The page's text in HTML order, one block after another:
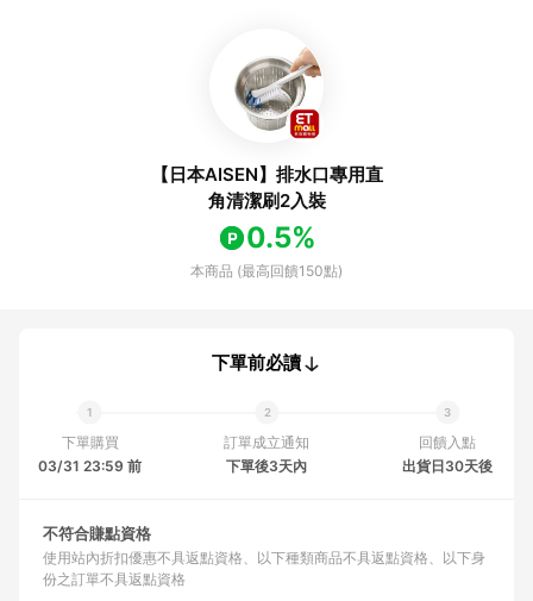
【日本AISEN】排水口專用直
角清潔刷2入裝
0.5%
本商品 (最高回饋150點)
下單前必讀
下單購買
03/31 23:59 前
訂單成立通知
下單後3天內
回饋入點
出貨日30天後
不符合賺點資格
使用站內折扣優惠不具返點資格 以下種類商品不具返點資格
以下身
份之訂單不具返點資格